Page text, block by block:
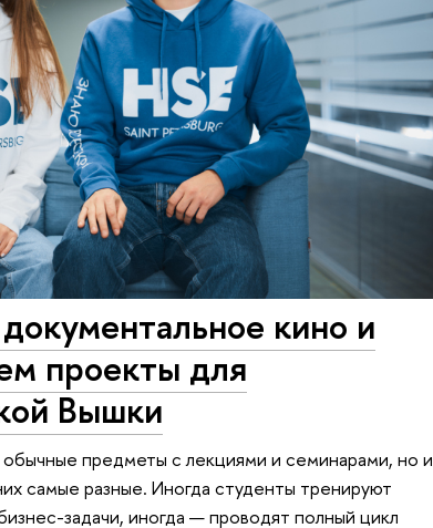
кино и
проекты для
Вышки
предметы с лекциями и семинарами, но и
самые разные. Иногда студенты тренируют
задачи, иногда — проводят полный цикл